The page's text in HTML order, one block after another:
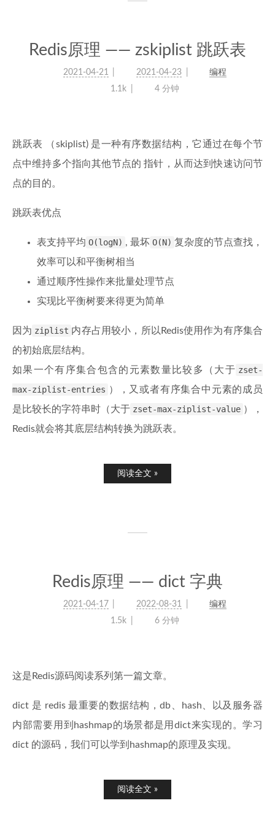
Redis原理 —— zskiplist 跳跃表
2021-04-21 2021-04-23
编程
1.1k
4 分钟
跳跃表 （skiplist) 是一种有序数据结构，它通过在每个节
点中维持多个指向其他节点的 指针，从而达到快速访问节
点的目的。
跳跃表优点
表支持平均 O(logN) , 最坏 O(N) 复杂度的节点查找，
效率可以和平衡树相当
通过顺序性操作来批量处理节点
实现比平衡树要来得更为简单
因为 ziplist 内存占用较小，所以Redis使用作为有序集合
的初始底层结构。
如果一个有序集合包含的元素数量比较多（大于 zset-
max-ziplist-entries ），又或者有序集合中元素的成员
是比较长的字符串时（大于 zset-max-ziplist-value ），
Redis就会将其底层结构转换为跳跃表。
阅读全文 »
Redis原理 —— dict 字典
2021-04-17 2022-08-31
编程
1.5k
6 分钟
这是Redis源码阅读系列第一篇文章。
dict 是 redis 最重要的数据结构，db、hash、以及服务器
内部需要用到hashmap的场景都是用dict来实现的。学习
dict 的源码，我们可以学到hashmap的原理及实现。
阅读全文 »